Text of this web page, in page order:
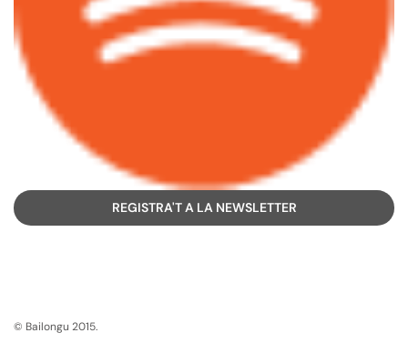
REGISTRA'T A LA NEWSLETTER
© Bailongu 2015.